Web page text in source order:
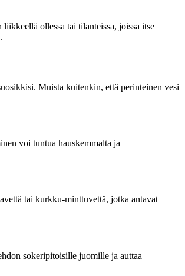
ollessa tai tilanteissa, joissa itse
Muista kuitenkin, että perinteinen vesi
voi tuntua hauskemmalta ja
tai kurkku-minttuvettä, jotka antavat
sokeripitoisille juomille ja auttaa